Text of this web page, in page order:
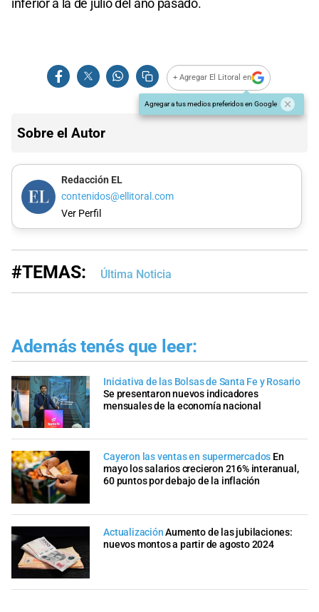
inferior a la de julio del año pasado.
+ Agregar El Litoral en
Agregar a tus medios preferidos en Google
Sobre el Autor
Redacción EL
contenidos@ellitoral.com
Ver Perfil
#TEMAS: Última Noticia
Además tenés que leer:
Iniciativa de las Bolsas de Santa Fe y Rosario
Se presentaron nuevos indicadores
mensuales de la economía nacional
Cayeron las ventas en supermercados En
mayo los salarios crecieron 216% interanual,
60 puntos por debajo de la inflación
ActualizaciónAumento de las jubilaciones:
nuevos montos a partir de agosto 2024